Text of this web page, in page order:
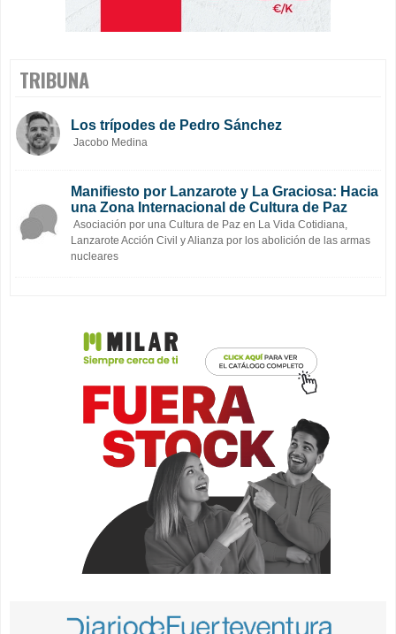
TRIBUNA
Los trípodes de Pedro Sánchez
Jacobo Medina
Manifiesto por Lanzarote y La Graciosa: Hacia
una Zona Internacional de Cultura de Paz
Asociación por una Cultura de Paz en La Vida Cotidiana,
Lanzarote Acción Civil y Alianza por los abolición de las armas
nucleares